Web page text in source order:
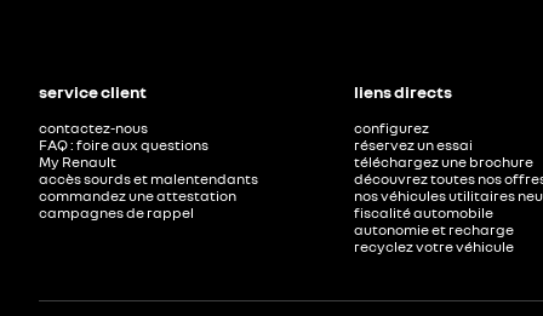
service client
contactez-nous
FAQ : foire aux questions
My Renault
accès sourds et malentendants
commandez une attestation
campagnes de rappel
liens directs
configurez
réservez un essai
téléchargez une brochure
découvrez toutes nos
nos véhicules utilitaires
fiscalité automobile
autonomie et recharge
recyclez votre véhicule